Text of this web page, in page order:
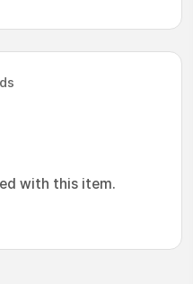
with this item.